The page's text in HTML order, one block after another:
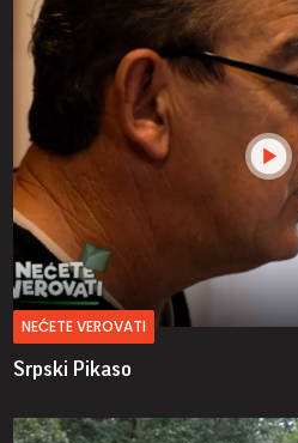
NEĆETE VEROVATI
Srpski Pikaso